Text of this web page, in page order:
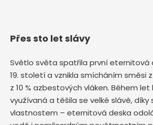
Přes sto let slávy
Světlo světa spatřila první eternitová
19. století a vznikla smícháním směsi
z 10 % azbestových vláken. Během let
využívaná a těšila se velké slávě, díky
vlastnostem – eternitová deska